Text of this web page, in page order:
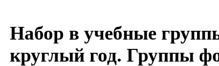
Набор в учебные
круглый год. Группы